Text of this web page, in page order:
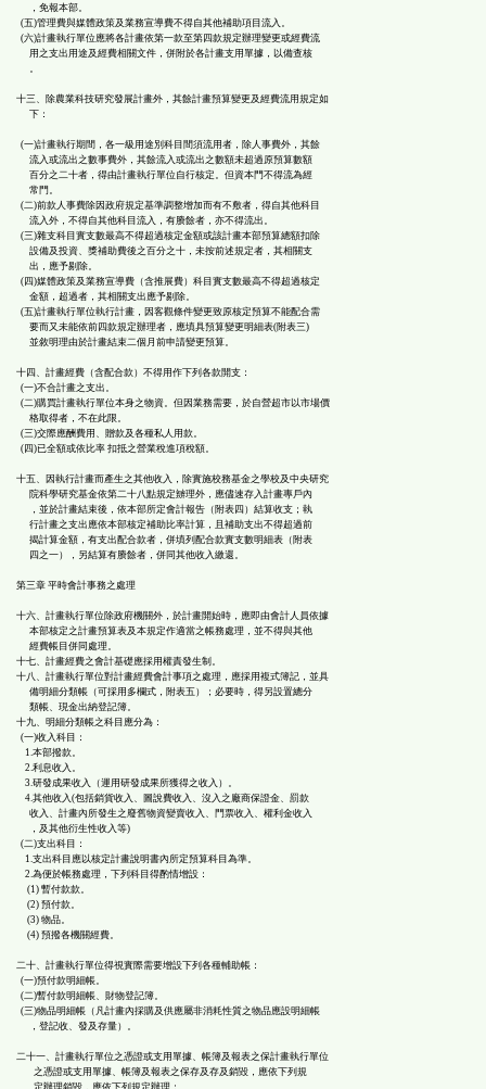
，免報本部。
(五)管理費與媒體政策及業務宣導費不得自其他補助項目流入。
(六)計畫執行單位應將各計畫依第一款至第四款規定辦理變更或經費流
用之支出用途及經費相關文件，併附於各計畫支用單據，以備查核
。
十三、除農業科技研究發展計畫外，其餘計畫預算變更及經費流用規定如
下：
(一)計畫執行期間，各一級用途別科目間須流用者，除人事費外，其餘
流入或流出之數事費外，其餘流入或流出之數額未超過原預算數額
百分之二十者，得由計畫執行單位自行核定。但資本門不得流為經
常門。
(二)前款人事費除因政府規定基準調整增加而有不敷者，得自其他科目
流入外，不得自其他科目流入，有賸餘者，亦不得流出。
(三)雜支科目實支數最高不得超過核定金額或該計畫本部預算總額扣除
設備及投資、獎補助費後之百分之十，未按前述規定者，其相關支
出，應予剔除。
(四)媒體政策及業務宣導費（含推展費）科目實支數最高不得超過核定
金額，超過者，其相關支出應予剔除。
(五)計畫執行單位執行計畫，因客觀條件變更致原核定預算不能配合需
要而又未能依前四款規定辦理者，應填具預算變更明細表(附表三)
並敘明理由於計畫結束二個月前申請變更預算。
十四、計畫經費（含配合款）不得用作下列各款開支：
(一)不合計畫之支出。
(二)購買計畫執行單位本身之物資。但因業務需要，於自營超市以市場價
格取得者，不在此限。
(三)交際應酬費用、贈款及各種私人用款。
(四)已全額或依比率 扣抵之營業稅進項稅額。
十五、因執行計畫而產生之其他收入，除實施校務基金之學校及中央研究
院科學研究基金依第二十八點規定辧理外，應儘速存入計畫專戶內
，並於計畫結束後，依本部所定會計報告（附表四）結算收支；執
行計畫之支出應依本部核定補助比率計算，且補助支出不得超過前
揭計算金額，有支出配合款者，併填列配合款實支數明細表（附表
四之一），另結算有賸餘者，併同其他收入繳還。
第三章 平時會計事務之處理
十六、計畫執行單位除政府機關外，於計畫開始時，應即由會計人員依據
本部核定之計畫預算表及本規定作適當之帳務處理，並不得與其他
經費帳目併同處理。
十七、計畫經費之會計基礎應採用權責發生制。
十八、計畫執行單位對計畫經費會計事項之處理，應採用複式簿記，並具
備明細分類帳（可採用多欄式，附表五）；必要時，得另設置總分
類帳、現金出納登記簿。
十九、明細分類帳之科目應分為：
(一)收入科目：
1.本部撥款。
2.利息收入。
3.研發成果收入（運用研發成果所獲得之收入）。
4.其他收入(包括銷貨收入、圖說費收入、沒入之廠商保證金、罰款
收入、計畫內所發生之廢舊物資變賣收入、門票收入、權利金收入
，及其他衍生性收入等)
(二)支出科目：
1.支出科目應以核定計畫說明書內所定預算科目為準。
2.為便於帳務處理，下列科目得酌情增設：
(1) 暫付款款。
(2) 預付款。
(3) 物品。
(4) 預撥各機關經費。
二十、計畫執行單位得視實際需要增設下列各種輔助帳：
(一)預付款明細帳。
(二)暫付款明細帳、財物登記簿。
(三)物品明細帳（凡計畫內採購及供應屬非消耗性質之物品應設明細帳
，登記收、發及存量）。
二十一、計畫執行單位之憑證或支用單據、帳簿及報表之保計畫執行單位
之憑證或支用單據、帳簿及報表之保存及存及銷毀，應依下列規